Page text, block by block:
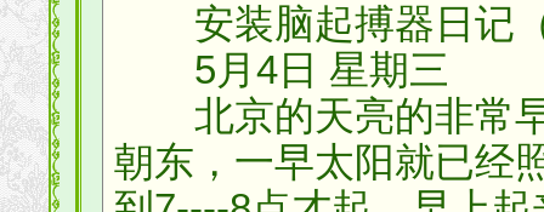
安装脑起搏器日记
5月4日 星期三
北京的天亮的非常早
朝东，一早太阳就已经